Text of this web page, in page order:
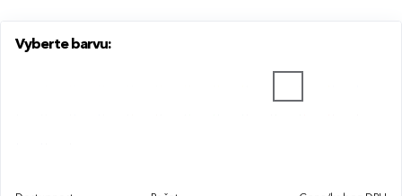
Vyberte barvu: